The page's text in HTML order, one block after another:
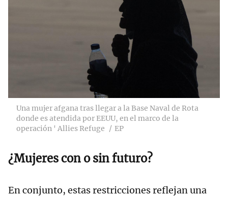
Una mujer afgana tras llegar a la Base Naval de Rota
donde es atendida por EEUU, en el marco de la
operación ' Allies Refuge
EP
¿Mujeres con o sin futuro?
En conjunto, estas restricciones reflejan una